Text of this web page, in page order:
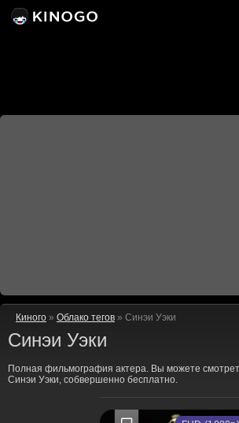
Киного » Облако тегов » Синэи Уэки
Синэи Уэки
Полная фильмография актера. Вы можете
Синэи Уэки, собвершенно бесплатно.